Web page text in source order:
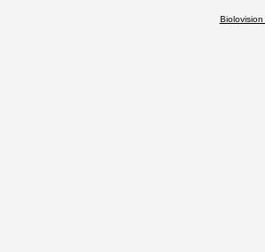
Biolovision